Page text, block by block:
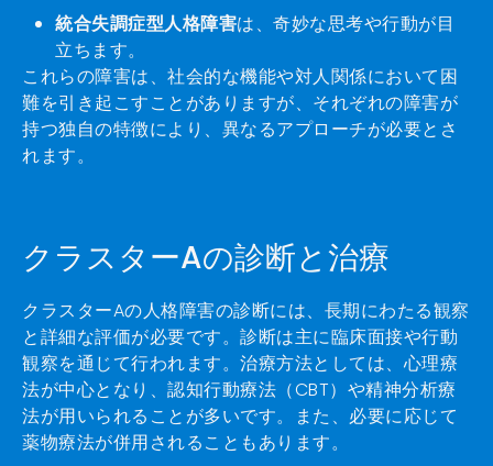
統合失調症型人格障害は、奇妙な思考や行動が目
立ちます。
これらの障害は、社会的な機能や対人関係において困
難を引き起こすことがありますが、それぞれの障害が
持つ独自の特徴により、異なるアプローチが必要とさ
れます。
クラスターAの診断と治療
クラスターAの人格障害の診断には、長期にわたる観察
と詳細な評価が必要です。診断は主に臨床面接や行動
観察を通じて行われます。治療方法としては、心理療
法が中心となり、認知行動療法（CBT）や精神分析療
法が用いられることが多いです。また、必要に応じて
薬物療法が併用されることもあります。